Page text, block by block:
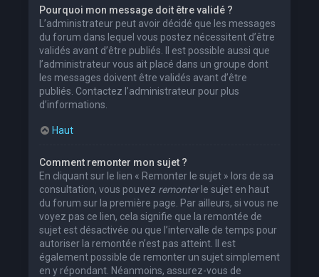
Pourquoi mon message doit être validé ?
L’administrateur peut avoir décidé que les messages
du forum dans lequel vous postez nécessitent d’être
validés avant d’être publiés. Il est possible aussi que
l’administrateur vous ait placé dans un groupe dont
les messages doivent être validés avant d’être
publiés. Contactez l’administrateur pour plus
d’informations.
Haut
Comment remonter mon sujet ?
En cliquant sur le lien « Remonter le sujet » lors de sa
consultation, vous pouvez remonterle sujet en haut
du forum sur la première page. Par ailleurs, si vous ne
voyez pas ce lien, cela signifie que la remontée de
sujet est désactivée ou que l’intervalle de temps pour
autoriser la remontée n’est pas atteint. Il est
également possible de remonter un sujet simplement
en y répondant. Néanmoins, assurez-vous de